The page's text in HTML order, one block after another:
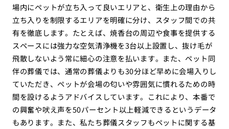
場内にペットが立ち入って良いエリアと、衛生上の理由から
立ち入りを制限するエリアを明確に分け、スタッフ間での共
有を徹底します。たとえば、焼香台の周辺や食事を提供する
スペースには強力な空気清浄機を3台以上設置し、抜け毛が
飛散しないよう常に細心の注意を払います。また、ペット同
伴の葬儀では、通常の葬儀よりも30分ほど早めに会場入りし
ていただき、ペットが会場の匂いや雰囲気に慣れるための時
間を設けるようアドバイスしています。これにより、本番で
の興奮や吠え声を50パーセント以上軽減できるというデータ
もあります。また、私たち葬儀スタッフもペットに関する基